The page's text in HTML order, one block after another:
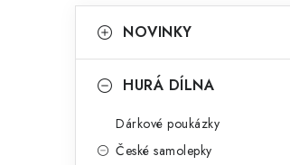
okategorie
a
NOVINKY
HURÁ DÍLNA
Dárkové poukázky
České samolepky